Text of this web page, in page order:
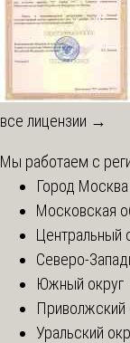
все лицензии →
Мы работаем с
Город Москва
Московская
Центральный
Северо-
Южный округ
Приволжский
Уральский